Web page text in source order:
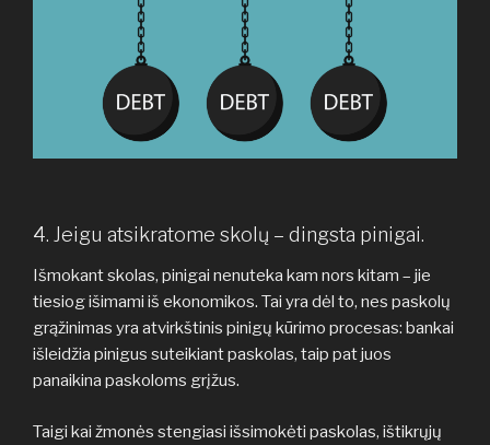
4. Jeigu atsikratome skolų – dingsta pinigai.
Išmokant skolas, pinigai nenuteka kam nors kitam – jie
tiesiog išimami iš ekonomikos. Tai yra dėl to, nes paskolų
grąžinimas yra atvirkštinis pinigų kūrimo procesas: bankai
išleidžia pinigus suteikiant paskolas, taip pat juos
panaikina paskoloms grįžus.
Taigi kai žmonės stengiasi išsimokėti paskolas, ištikrųjų